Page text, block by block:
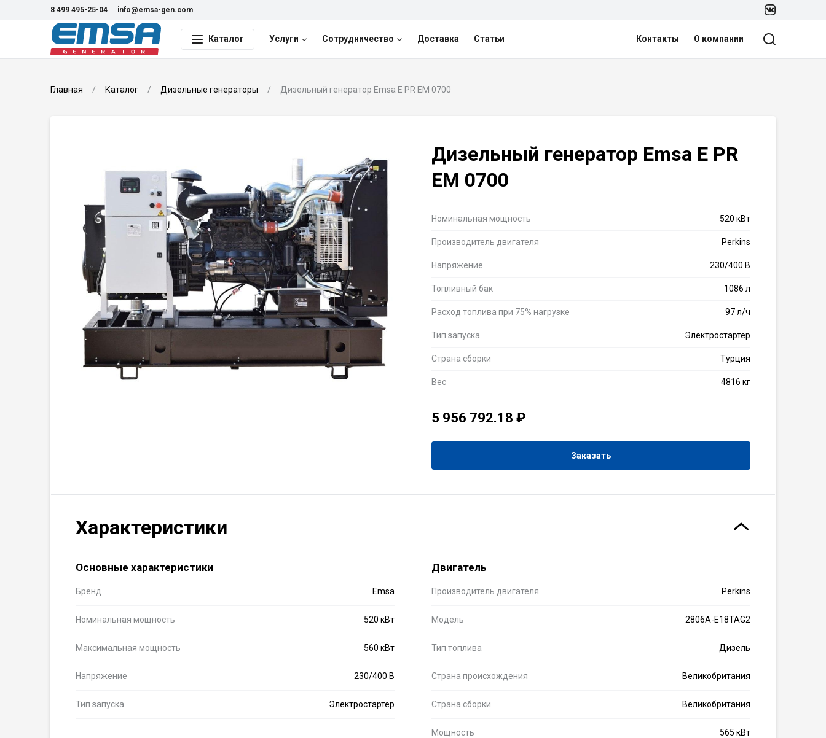
8 499 495-25-04 info@emsa-gen.com
Каталог Услуги Сотрудничество Доставка Статьи Контакты О компании
Главная Каталог Дизельные генераторы Дизельный генератор Emsa E PR EM 0700
Дизельный генератор Emsa E PR
EM 0700
Номинальная мощность 520 кВт
Производитель двигателя Perkins
Напряжение 230/400 В
Топливный бак 1086 л
Расход топлива при 75% нагрузке 97 л/ч
Тип запуска Электростартер
Страна сборки Турция
Вес 4816 кг
5 956 792.18 ₽
Заказать
Характеристики
Основные характеристики
Бренд Emsa
Номинальная мощность 520 кВт
Максимальная мощность 560 кВт
Напряжение 230/400 В
Тип запуска Электростартер
Двигатель
Производитель двигателя Perkins
Модель 2806A-E18TAG2
Тип топлива Дизель
Страна происхождения Великобритания
Страна сборки Великобритания
Мощность 565 кВт